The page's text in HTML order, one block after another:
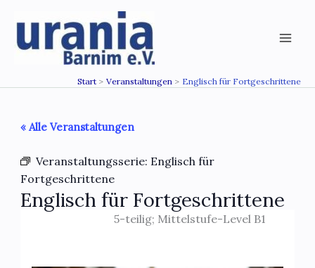
Inhalt
springen
Start Veranstaltungen Englisch für Fortgeschrittene
« Alle Veranstaltungen
Veranstaltungsserie: Englisch für
Fortgeschrittene
Englisch für Fortgeschrittene
5-teilig; Mittelstufe-Level B1